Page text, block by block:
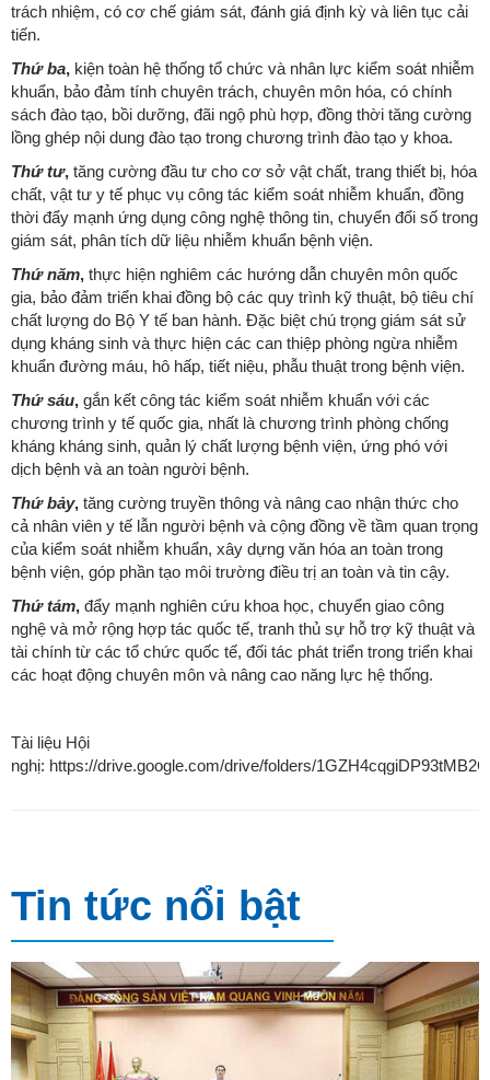
trách nhiệm, có cơ chế giám sát, đánh giá định kỳ và liên tục cải
tiến.
Thứ ba, kiện toàn hệ thống tổ chức và nhân lực kiểm soát nhiễm
khuẩn, bảo đảm tính chuyên trách, chuyên môn hóa, có chính
sách đào tạo, bồi dưỡng, đãi ngộ phù hợp, đồng thời tăng cường
lồng ghép nội dung đào tạo trong chương trình đào tạo y khoa.
Thứ tư, tăng cường đầu tư cho cơ sở vật chất, trang thiết bị, hóa
chất, vật tư y tế phục vụ công tác kiểm soát nhiễm khuẩn, đồng
thời đẩy mạnh ứng dụng công nghệ thông tin, chuyển đổi số trong
giám sát, phân tích dữ liệu nhiễm khuẩn bệnh viện.
Thứ năm, thực hiện nghiêm các hướng dẫn chuyên môn quốc
gia, bảo đảm triển khai đồng bộ các quy trình kỹ thuật, bộ tiêu chí
chất lượng do Bộ Y tế ban hành. Đặc biệt chú trọng giám sát sử
dụng kháng sinh và thực hiện các can thiệp phòng ngừa nhiễm
khuẩn đường máu, hô hấp, tiết niệu, phẫu thuật trong bệnh viện.
Thứ sáu, gắn kết công tác kiểm soát nhiễm khuẩn với các
chương trình y tế quốc gia, nhất là chương trình phòng chống
kháng kháng sinh, quản lý chất lượng bệnh viện, ứng phó với
dịch bệnh và an toàn người bệnh.
Thứ bảy, tăng cường truyền thông và nâng cao nhận thức cho
cả nhân viên y tế lẫn người bệnh và cộng đồng về tầm quan trọng
của kiểm soát nhiễm khuẩn, xây dựng văn hóa an toàn trong
bệnh viện, góp phần tạo môi trường điều trị an toàn và tin cậy.
Thứ tám, đẩy mạnh nghiên cứu khoa học, chuyển giao công
nghệ và mở rộng hợp tác quốc tế, tranh thủ sự hỗ trợ kỹ thuật và
tài chính từ các tổ chức quốc tế, đối tác phát triển trong triển khai
các hoạt động chuyên môn và nâng cao năng lực hệ thống.
Tài liệu Hội
nghị: https://drive.google.com/drive/folders/
Tin tức nổi bật